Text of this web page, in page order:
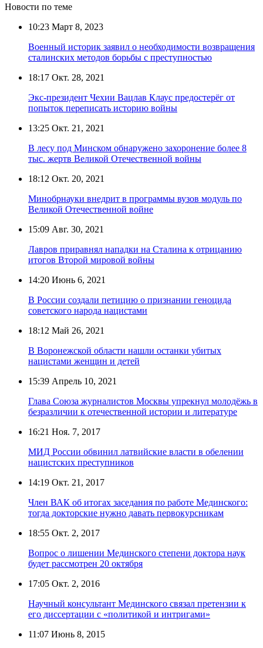
Новости по теме
10:23 Март 8, 2023
Военный историк заявил о необходимости возвращения
сталинских методов борьбы с преступностью
18:17 Окт. 28, 2021
Экс-президент Чехии Вацлав Клаус предостерёг от
попыток переписать историю войны
13:25 Окт. 21, 2021
В лесу под Минском обнаружено захоронение более 8
тыс. жертв Великой Отечественной войны
18:12 Окт. 20, 2021
Минобрнауки внедрит в программы вузов модуль по
Великой Отечественной войне
15:09 Авг. 30, 2021
Лавров приравнял нападки на Сталина к отрицанию
итогов Второй мировой войны
14:20 Июнь 6, 2021
В России создали петицию о признании геноцида
советского народа нацистами
18:12 Май 26, 2021
В Воронежской области нашли останки убитых
нацистами женщин и детей
15:39 Апрель 10, 2021
Глава Союза журналистов Москвы упрекнул молодёжь в
безразличии к отечественной истории и литературе
16:21 Ноя. 7, 2017
МИД России обвинил латвийские власти в обелении
нацистских преступников
14:19 Окт. 21, 2017
Член ВАК об итогах заседания по работе Мединского:
тогда докторские нужно давать первокурсникам
18:55 Окт. 2, 2017
Вопрос о лишении Мединского степени доктора наук
будет рассмотрен 20 октября
17:05 Окт. 2, 2016
Научный консультант Мединского связал претензии к
его диссертации с «политикой и интригами»
11:07 Июнь 8, 2015